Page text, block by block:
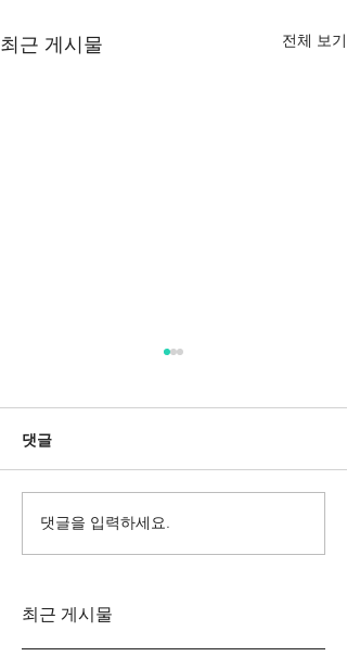
최근 게시물 전체 보기
Messa da Requiem
댓글
댓글을 입력하세요.
최근 게시물